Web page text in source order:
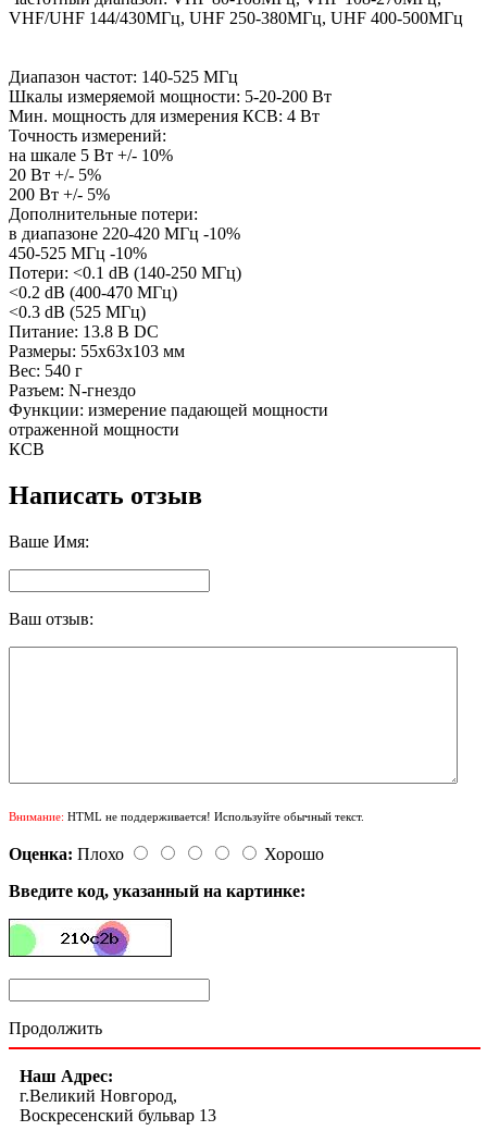
VHF/UHF 144/430МГц, UHF 250-380МГц, UHF 400-500МГц
Диапазон частот: 140-525 МГц
Шкалы измеряемой мощности: 5-20-200 Вт
Мин. мощность для измерения КСВ: 4 Вт
Точность измерений:
на шкале 5 Вт +/- 10%
20 Вт +/- 5%
200 Вт +/- 5%
Дополнительные потери:
в диапазоне 220-420 МГц -10%
450-525 МГц -10%
Потери: <0.1 dB (140-250 МГц)
<0.2 dB (400-470 МГц)
<0.3 dB (525 МГц)
Питание: 13.8 В DC
Размеры: 55x63x103 мм
Вес: 540 г
Разъем: N-гнездо
Функции: измерение падающей мощности
отраженной мощности
КСВ
Написать отзыв
Ваше Имя:
Ваш отзыв:
Внимание: HTML не поддерживается! Используйте обычный текст.
Оценка: Плохо
Хорошо
Введите код, указанный на картинке:
Продолжить
Наш Адрес:
г.Великий Новгород,
Воскресенский бульвар 13